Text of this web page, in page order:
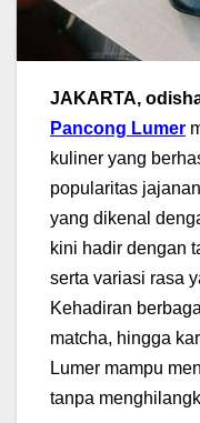
JAKARTA,
Pancong Lumer
kuliner yang
popularitas
yang dikenal
kini hadir dengan
serta variasi rasa
Kehadiran
matcha, hingga
Lumer mampu
tanpa